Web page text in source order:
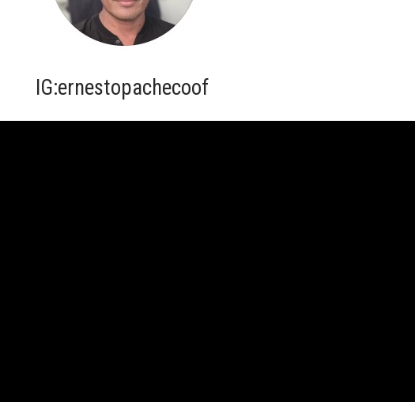
IG:ernestopachecoof